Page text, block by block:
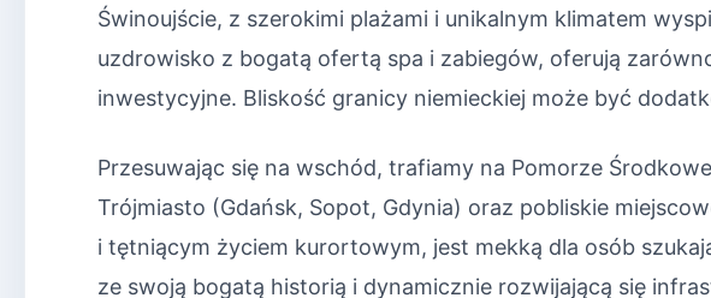
Świnoujście, z szerokimi plażami i unikalnym klimatem
uzdrowisko z bogatą ofertą spa i zabiegów, oferują
inwestycyjne. Bliskość granicy niemieckiej może być
Przesuwając się na wschód, trafiamy na Pomorze
Trójmiasto (Gdańsk, Sopot, Gdynia) oraz pobliskie
i tętniącym życiem kurortowym, jest mekką dla osób
ze swoją bogatą historią i dynamicznie rozwijającą się